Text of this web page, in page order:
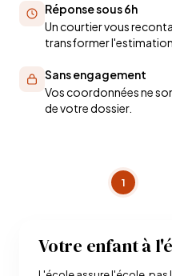
Réponse sous 6h
Un courtier vous
transformer
Sans engagement
Vos coordonnées ne
de votre dossier.
1
Votre enfant à